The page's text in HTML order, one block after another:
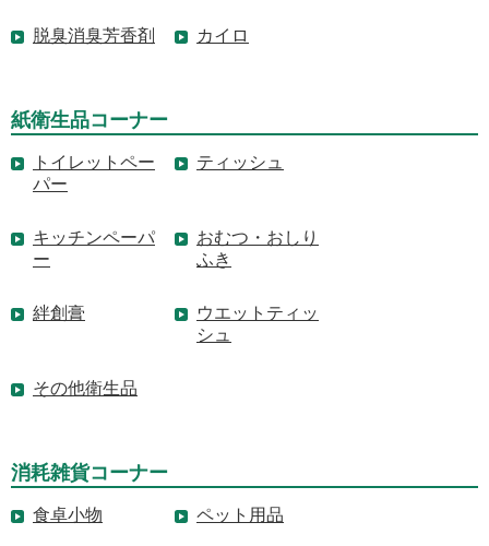
脱臭消臭芳香剤 カイロ
紙衛生品コーナー
トイレットペー
パー
ティッシュ
キッチンペーパ
ー
おむつ・おしり
ふき
絆創膏
ウエットティッ
シュ
その他衛生品
消耗雑貨コーナー
食卓小物 ペット用品